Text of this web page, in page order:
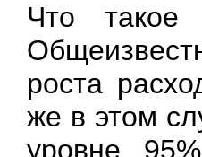
Что такое
роста
же в этом
уровне